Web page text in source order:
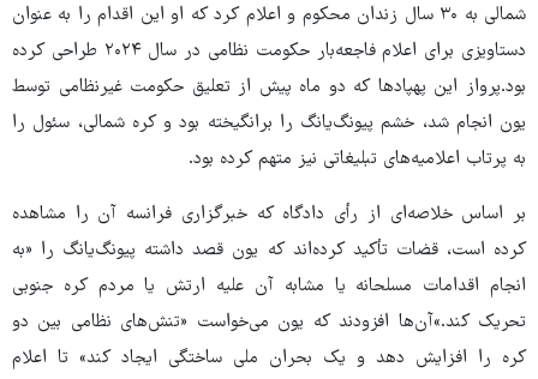
شمالی به ۳۰ سال زندان محکوم و اعلام کرد که او این اقدام را به عنوان
دستاویزی برای اعلام فاجعه‌بار حکومت نظامی در سال ۲۰۲۴ طراحی کرده
بود.پرواز این پهپادها که دو ماه پیش از تعلیق حکومت غیرنظامی توسط
یون انجام شد، خشم پیونگ‌یانگ را برانگیخته بود و کره شمالی، سئول را
به پرتاب اعلامیه‌های تبلیغاتی نیز متهم کرده بود.
بر اساس خلاصه‌ای از رأی دادگاه که خبرگزاری فرانسه آن را مشاهده
کرده است، قضات تأکید کرده‌اند که یون قصد داشته پیونگ‌یانگ را «به
انجام اقدامات مسلحانه یا مشابه آن علیه ارتش یا مردم کره جنوبی
تحریک کند.»آن‌ها افزودند که یون می‌خواست «تنش‌های نظامی بین دو
کره را افزایش دهد و یک بحران ملی ساختگی ایجاد کند» تا اعلام